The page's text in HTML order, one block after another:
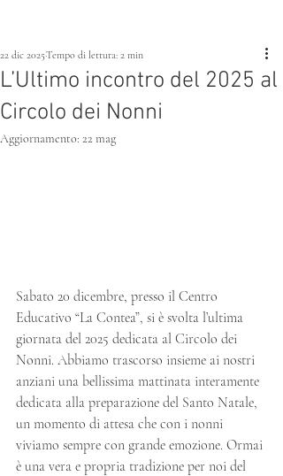
L’Ultimo incontro del 2025 al
Circolo dei Nonni
22 dic 2025Tempo di lettura: 2 min
Aggiornamento: 22 mag
Sabato 20 dicembre, presso il Centro
Educativo “La Contea”, si è svolta l’ultima
giornata del 2025 dedicata al Circolo dei
Nonni. Abbiamo trascorso insieme ai nostri
anziani una bellissima mattinata interamente
dedicata alla preparazione del Santo Natale,
un momento di attesa che con i nonni
viviamo sempre con grande emozione. Ormai
è una vera e propria tradizione per noi del